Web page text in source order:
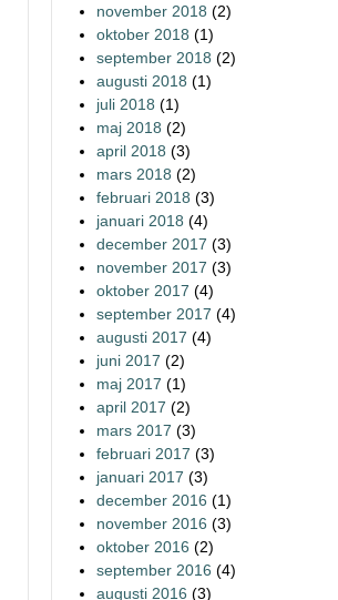
november 2018 (2)
oktober 2018 (1)
september 2018 (2)
augusti 2018 (1)
juli 2018 (1)
maj 2018 (2)
april 2018 (3)
mars 2018 (2)
februari 2018 (3)
januari 2018 (4)
december 2017 (3)
november 2017 (3)
oktober 2017 (4)
september 2017 (4)
augusti 2017 (4)
juni 2017 (2)
maj 2017 (1)
april 2017 (2)
mars 2017 (3)
februari 2017 (3)
januari 2017 (3)
december 2016 (1)
november 2016 (3)
oktober 2016 (2)
september 2016 (4)
augusti 2016 (3)